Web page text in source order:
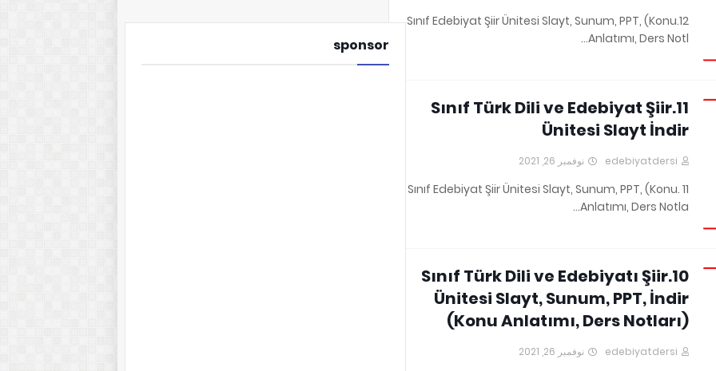
12.Sınıf Edebiyat Şiir Ünitesi Slayt, Sunum, PPT, (Konu
Anlatımı, Ders Notl…
11.Sınıf Türk Dili ve Edebiyat Şiir
Ünitesi Slayt İndir
edebiyatdersi نوفمبر 26, 2021
11 .Sınıf Edebiyat Şiir Ünitesi Slayt, Sunum, PPT, (Konu
Anlatımı, Ders Notla…
10.Sınıf Türk Dili ve Edebiyatı Şiir
Ünitesi Slayt, Sunum, PPT, İndir
(Konu Anlatımı, Ders Notları)
edebiyatdersi نوفمبر 26, 2021
sponsor